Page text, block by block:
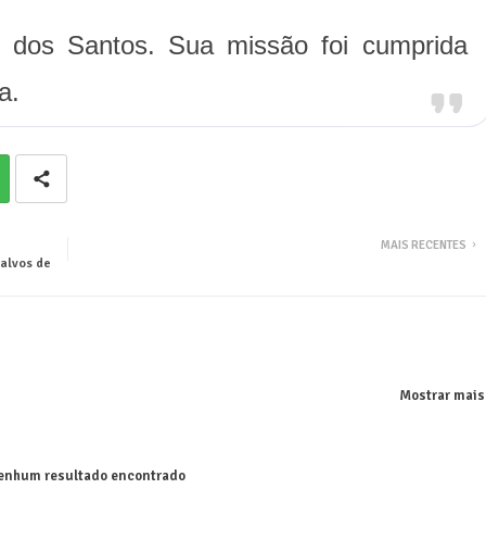
dos Santos. Sua missão foi cumprida
MAIS RECENTES
de
Mostrar mais
resultado encontrado